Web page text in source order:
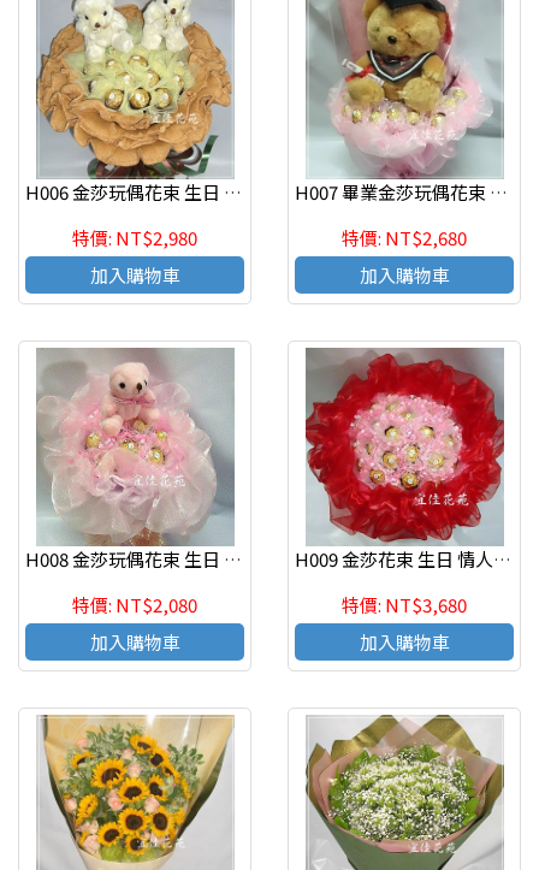
H006 金莎玩偶花束 生日 情人節花束
特價: NT$2,980
加入購物車
H007 畢業金莎玩偶花束 畢業花禮
特價: NT$2,680
加入購物車
H008 金莎玩偶花束 生日 情人節花束
特價: NT$2,080
加入購物車
H009 金莎花束 生日 情人節花束
特價: NT$3,680
加入購物車